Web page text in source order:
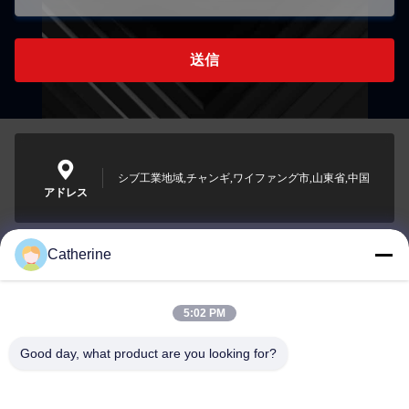
送信
アドレス
シブ工業地域,チャンギ,ワイファング市,山東省,中国
padraic@huayumachine.cn
Catherine
5:02 PM
Good day, what product are you looking for?